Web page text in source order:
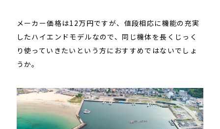
メーカー価格は12万円ですが、値段相応に機能の充実
したハイエンドモデルなので、同じ機体を長くじっく
り使っていきたいという方におすすめではないでしょ
うか。